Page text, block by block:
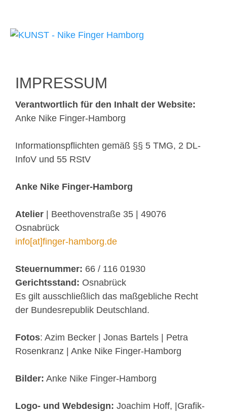
IMPRESSUM
Verantwortlich für den Inhalt der Website:
Anke Nike Finger-Hamborg
Informationspflichten gemäß §§ 5 TMG, 2 DL-
InfoV und 55 RStV
Anke Nike Finger-Hamborg
Atelier | Beethovenstraße 35 | 49076
Osnabrück
info[at]finger-hamborg.de
Steuernummer: 66 / 116 01930
Gerichtsstand: Osnabrück
Es gilt ausschließlich das maßgebliche Recht
der Bundesrepublik Deutschland.
Fotos: Azim Becker | Jonas Bartels | Petra
Rosenkranz | Anke Nike Finger-Hamborg
Bilder: Anke Nike Finger-Hamborg
Logo- und Webdesign: Joachim Hoff, |Grafik-